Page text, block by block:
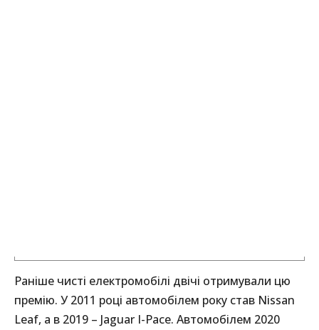
Раніше чисті електромобілі двічі отримували цю
премію. У 2011 році автомобілем року став Nissan
Leaf, а в 2019 – Jaguar I-Pace. Автомобілем 2020